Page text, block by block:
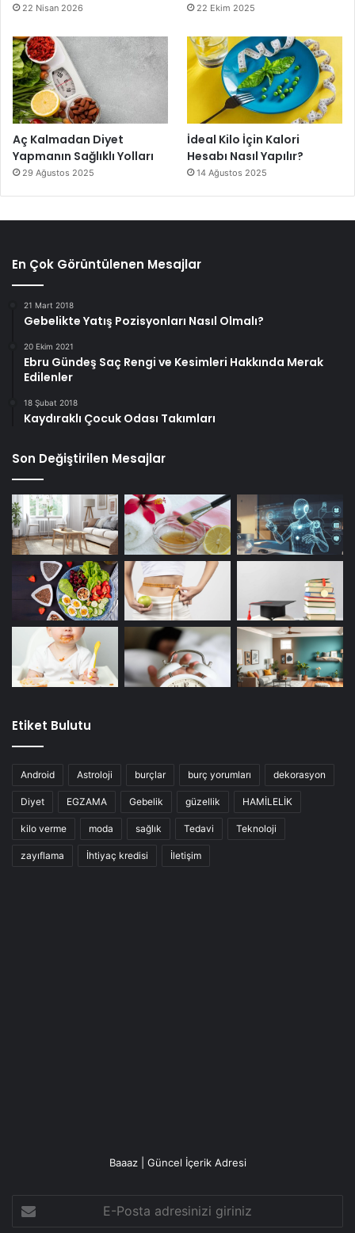
22 Nisan 2026 22 Ekim 2025
Aç Kalmadan Diyet
Yapmanın Sağlıklı Yolları
29 Ağustos 2025
İdeal Kilo İçin Kalori
Hesabı Nasıl Yapılır?
14 Ağustos 2025
En Çok Görüntülenen Mesajlar
21 Mart 2018
Gebelikte Yatış Pozisyonları Nasıl Olmalı?
20 Ekim 2021
Ebru Gündeş Saç Rengi ve Kesimleri Hakkında Merak
Edilenler
18 Şubat 2018
Kaydıraklı Çocuk Odası Takımları
Son Değiştirilen Mesajlar
Etiket Bulutu
Android Astroloji burçlar burç yorumları dekorasyon
Diyet EGZAMA Gebelik güzellik HAMİLELİK
kilo verme moda sağlık Tedavi Teknoloji
zayıflama İhtiyaç kredisi İletişim
Baaaz | Güncel İçerik Adresi
Posta